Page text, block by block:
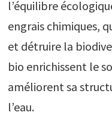
l’équilibre
engrais chimiques,
et détruire la
bio enrichissent le
améliorent sa
l’eau.